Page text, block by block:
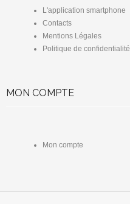
L'application smartphone
Contacts
Mentions Légales
Politique de confidentialité
MON COMPTE
Mon compte